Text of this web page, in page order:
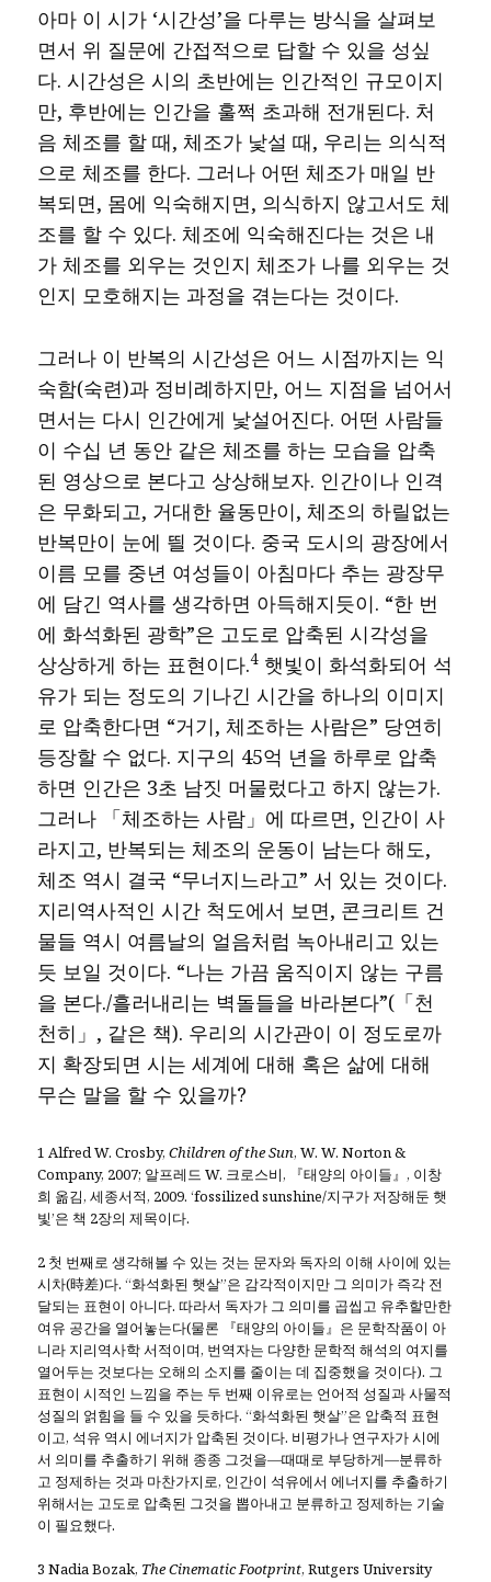
아마 이 시가 ‘시간성’을 다루는 방식을 살펴보
면서 위 질문에 간접적으로 답할 수 있을 성싶
다. 시간성은 시의 초반에는 인간적인 규모이지
만, 후반에는 인간을 훌쩍 초과해 전개된다. 처
음 체조를 할 때, 체조가 낯설 때, 우리는 의식적
으로 체조를 한다. 그러나 어떤 체조가 매일 반
복되면, 몸에 익숙해지면, 의식하지 않고서도 체
조를 할 수 있다. 체조에 익숙해진다는 것은 내
가 체조를 외우는 것인지 체조가 나를 외우는 것
인지 모호해지는 과정을 겪는다는 것이다.
그러나 이 반복의 시간성은 어느 시점까지는 익
숙함(숙련)과 정비례하지만, 어느 지점을 넘어서
면서는 다시 인간에게 낯설어진다. 어떤 사람들
이 수십 년 동안 같은 체조를 하는 모습을 압축
된 영상으로 본다고 상상해보자. 인간이나 인격
은 무화되고, 거대한 율동만이, 체조의 하릴없는
반복만이 눈에 띌 것이다. 중국 도시의 광장에서
이름 모를 중년 여성들이 아침마다 추는 광장무
에 담긴 역사를 생각하면 아득해지듯이. “한 번
에 화석화된 광학”은 고도로 압축된 시각성을
상상하게 하는 표현이다.4 햇빛이 화석화되어 석
유가 되는 정도의 기나긴 시간을 하나의 이미지
로 압축한다면 “거기, 체조하는 사람은” 당연히
등장할 수 없다. 지구의 45억 년을 하루로 압축
하면 인간은 3초 남짓 머물렀다고 하지 않는가.
그러나 「체조하는 사람」에 따르면, 인간이 사
라지고, 반복되는 체조의 운동이 남는다 해도,
체조 역시 결국 “무너지느라고” 서 있는 것이다.
지리역사적인 시간 척도에서 보면, 콘크리트 건
물들 역시 여름날의 얼음처럼 녹아내리고 있는
듯 보일 것이다. “나는 가끔 움직이지 않는 구름
을 본다./흘러내리는 벽돌들을 바라본다”(「천
천히」, 같은 책). 우리의 시간관이 이 정도로까
지 확장되면 시는 세계에 대해 혹은 삶에 대해
무슨 말을 할 수 있을까?
1 Alfred W. Crosby,Children of the Sun, W. W. Norton &
Company, 2007; 알프레드 W. 크로스비, 『태양의 아이들』, 이창
희 옮김, 세종서적, 2009. ‘fossilized sunshine/지구가 저장해둔 햇
빛’은 책 2장의 제목이다.
2 첫 번째로 생각해볼 수 있는 것는 문자와 독자의 이해 사이에 있는
시차(時差)다. “화석화된 햇살”은 감각적이지만 그 의미가 즉각 전
달되는 표현이 아니다. 따라서 독자가 그 의미를 곱씹고 유추할만한
여유 공간을 열어놓는다(물론 『태양의 아이들』은 문학작품이 아
니라 지리역사학 서적이며, 번역자는 다양한 문학적 해석의 여지를
열어두는 것보다는 오해의 소지를 줄이는 데 집중했을 것이다). 그
표현이 시적인 느낌을 주는 두 번째 이유로는 언어적 성질과 사물적
성질의 얽힘을 들 수 있을 듯하다. “화석화된 햇살”은 압축적 표현
이고, 석유 역시 에너지가 압축된 것이다. 비평가나 연구자가 시에
서 의미를 추출하기 위해 종종 그것을―때때로 부당하게―분류하
고 정제하는 것과 마찬가지로, 인간이 석유에서 에너지를 추출하기
위해서는 고도로 압축된 그것을 뽑아내고 분류하고 정제하는 기술
이 필요했다.
3 Nadia Bozak, The Cinematic Footprint, Rutgers University